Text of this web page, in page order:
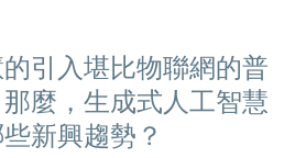
引入堪比物聯網的普
麼，生成式人工智慧
新興趨勢？